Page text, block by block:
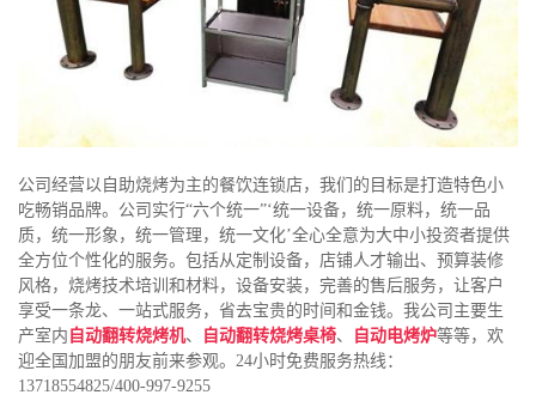
公司经营以自助烧烤为主的餐饮连锁店，我们的目标是打造特色小
吃畅销品牌。公司实行“六个统一”‘统一设备，统一原料，统一品
质，统一形象，统一管理，统一文化’全心全意为大中小投资者提供
全方位个性化的服务。包括从定制设备，店铺人才输出、预算装修
风格，烧烤技术培训和材料，设备安装，完善的售后服务，让客户
享受一条龙、一站式服务，省去宝贵的时间和金钱。我公司主要生
产室内 自动翻转烧烤机、 自动翻转烧烤桌椅、 自动电烤炉等等，欢
迎全国加盟的朋友前来参观。24小时免费服务热线：
13718554825/400-997-9255